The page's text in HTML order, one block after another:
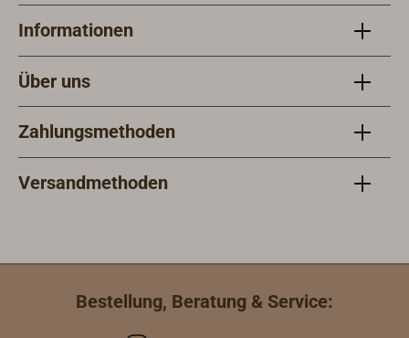
Informationen
Über uns
Zahlungsmethoden
Versandmethoden
Bestellung, Beratung & Service: